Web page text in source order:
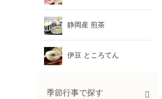
静岡産 煎茶
伊豆 ところてん
季節行事で探す